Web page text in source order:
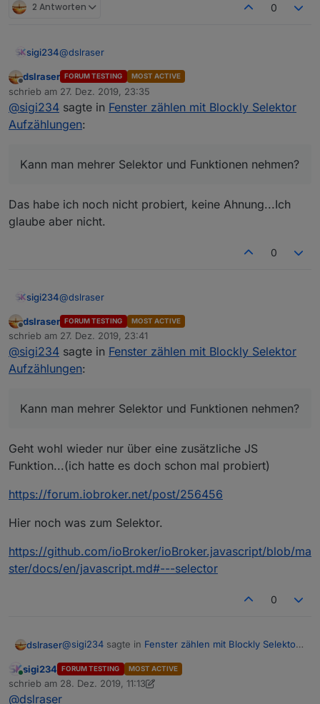
2 Antworten 0
sigi234@dslraser
Ok, Licht kommt jetzt. Steckdose und Fenster noch
nicht.
Kann man mehrer Selektor und Funktionen nehmen?
Offline
dslraser FORUM TESTING MOST ACTIVE
schrieb am 27. Dez. 2019, 23:35
zuletzt editiert von
@sigi234 sagte in Fenster zählen mit Blockly Selektor
Aufzählungen:
Kann man mehrer Selektor und Funktionen nehmen?
Das habe ich noch nicht probiert, keine Ahnung...Ich
glaube aber nicht.
0
sigi234@dslraser
Ok, Licht kommt jetzt. Steckdose und Fenster noch
nicht.
Kann man mehrer Selektor und Funktionen nehmen?
Offline
dslraser FORUM TESTING MOST ACTIVE
schrieb am 27. Dez. 2019, 23:41
zuletzt editiert von
@sigi234 sagte in Fenster zählen mit Blockly Selektor
Aufzählungen:
Kann man mehrer Selektor und Funktionen nehmen?
Geht wohl wieder nur über eine zusätzliche JS
Funktion...(ich hatte es doch schon mal probiert)
https://forum.iobroker.net/post/256456
Hier noch was zum Selektor.
https://github.com/ioBroker/ioBroker.javascript/blob/ma
ster/docs/en/javascript.md#---selector
0
dslraser@sigi234 sagte in Fenster zählen mit Blockly Selektor
Kann man mehrer Selektor und Funktionen
Online
sigi234 FORUM TESTING MOST ACTIVE
schrieb am 28. Dez. 2019, 11:13
zuletzt editiert von sigi234
@dslraser